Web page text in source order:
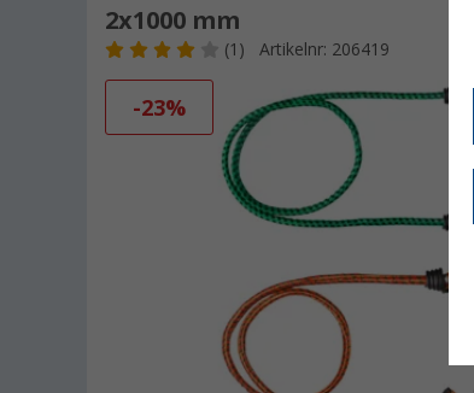
2x1000 mm
(1) Artikelnr: 206419
-23%